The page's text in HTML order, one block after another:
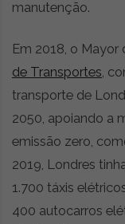
manutenção.
Em 2018, o Mayor
de Transportes ,
transporte de
2050, apoiando a
emissão zero,
2019, Londres
1.700 táxis
400 autocarros